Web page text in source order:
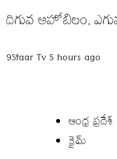
దిగువ అహోబిలం,
9Staar Tv5 hours ago
ఆంధ్ర ప్రదేశ్
క్రైమ్